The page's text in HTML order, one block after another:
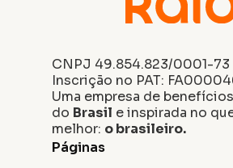
CNPJ 49.854.823/0001-73
Inscrição no PAT:
Uma empresa de
do Brasil e inspirada no
melhor: o brasileiro.
Páginas